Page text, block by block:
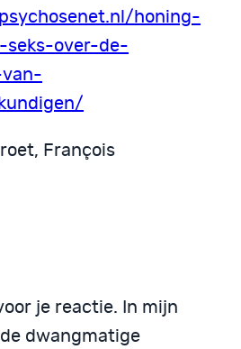
honing-
seks-over-de-
François
je reactie. In mijn
de dwangmatige